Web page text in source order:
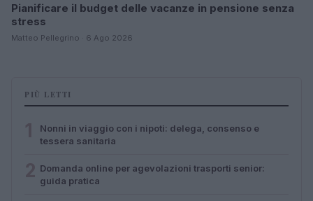
Pianificare il budget delle vacanze in pensione senza
stress
Matteo Pellegrino · 6 Ago 2026
PIÙ LETTI
Nonni in viaggio con i nipoti: delega, consenso e
tessera sanitaria
Domanda online per agevolazioni trasporti senior:
guida pratica